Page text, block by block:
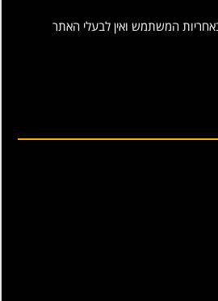
המשתמש ואין לבעלי האתר